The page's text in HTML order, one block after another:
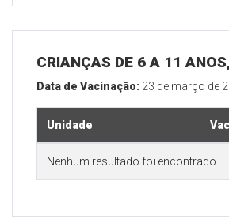
CRIANÇAS DE 6 A 11
Data de Vacinação: 23 de março de
Unidade
Nenhum resultado foi encontrado.